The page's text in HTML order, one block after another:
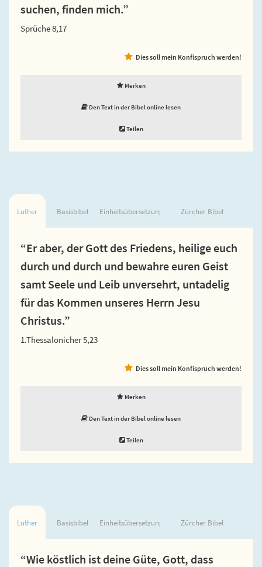
suchen, finden mich.”
Sprüche 8,17
Dies soll mein Konfispruch werden!
Merken
Den Text in der Bibel online lesen
Teilen
Luther Basisbibel Einheitsübersetzung Zürcher Bibel
“Er aber, der Gott des Friedens, heilige euch
durch und durch und bewahre euren Geist
samt Seele und Leib unversehrt, untadelig
für das Kommen unseres Herrn Jesu
Christus.”
1.Thessalonicher 5,23
Dies soll mein Konfispruch werden!
Merken
Den Text in der Bibel online lesen
Teilen
Luther Basisbibel Einheitsübersetzung Zürcher Bibel
“Wie köstlich ist deine Güte, Gott, dass